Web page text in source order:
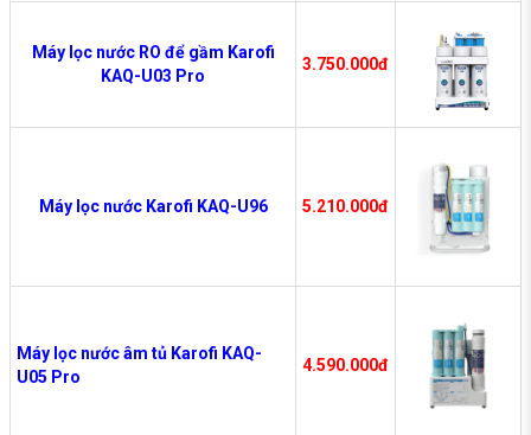
Máy lọc nước RO để gầm Karofi
KAQ-U03 Pro
3.750.000đ
Máy lọc nước Karofi KAQ-U96 5.210.000đ
Máy lọc nước âm tủ Karofi KAQ-
U05 Pro
4.590.000đ